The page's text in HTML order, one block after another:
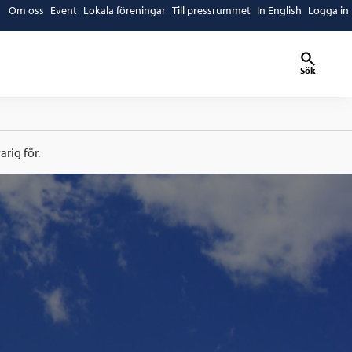
Om oss Event Lokala föreningar Till pressrummet In English Logga in
Sök
för.